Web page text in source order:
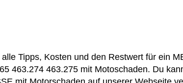
Tipps, Kosten und den Restwert für ein
463.274 463.275 mit Motoschaden. Du